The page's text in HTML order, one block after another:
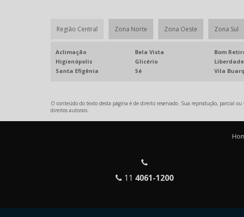
Região Central Zona Norte Zona Oeste Zona Sul
Aclimação Bela Vista Bom
Higienópolis
Glicério Liberdade
Santa Efigênia
Sé Vila
O conteúdo do texto desta página é de direito reservado. Sua reprodução, parcial
direitos autorais.
11 4061-1200